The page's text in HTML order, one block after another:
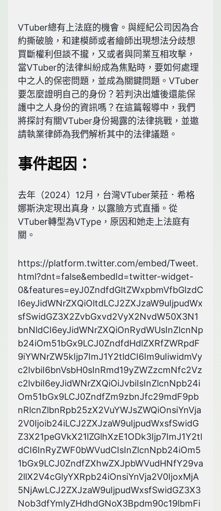
VTuber總有上法庭的機會。與經紀公司因為合
約撕破臉，和建模師或者繪師出現想法分歧想
買斷權利但談不攏，又或者與同業互相攻擊，
當VTuber的法律糾紛成為焦點時，要如何處理
中之人的保密問題，並成為關鍵問題。VTuber
要怎麼證明自己的身份？若判決出爐後還能保
護中之人身份的資訊嗎？在這篇報導中，我們
將探討有關VTuber身份揭露的法律挑戰，並邀
請執業律師為我們解析其中的法律議題。
事件起因：
去年（2024）12月，台灣VTuber萊菈．希格
娜斯決定現出真身，以露臉方式直播。從
VTuber轉型為VType，原因和她走上法庭有
關。
https://platform.twitter.com/embed/Tweet.
html?dnt=false&embedId=twitter-widget-
0&features=eyJ0ZndfdGltZWxpbmVfbGlzdC
I6eyJidWNrZXQiOltdLCJ2ZXJzaW9uIjpudWx
sfSwidGZ3X2ZvbGxvd2VyX2NvdW50X3N1
bnNldCI6eyJidWNrZXQiOnRydWUsInZlcnNp
b24iOm51bGx9LCJ0ZndfdHdlZXRfZWRpdF
9iYWNrZW5kIjp7ImJ1Y2tldCI6Im9uIiwidmVy
c2lvbiI6bnVsbH0sInRmd19yZWZzcmNfc2Vz
c2lvbiI6eyJidWNrZXQiOiJvbiIsInZlcnNpb24i
Om51bGx9LCJ0ZndfZm9zbnJfc29mdF9pb
nRlcnZlbnRpb25zX2VuYWJsZWQiOnsiYnVja
2V0Ijoib24iLCJ2ZXJzaW9uIjpudWxsfSwidG
Z3X21peGVkX21lZGlhXzE1ODk3Ijp7ImJ1Y2tl
dCI6InRyZWF0bWVudCIsInZlcnNpb24iOm5
1bGx9LCJ0ZndfZXhwZXJpbWVudHNfY29va
2llX2V4cGlyYXRpb24iOnsiYnVja2V0IjoxMjA
5NjAwLCJ2ZXJzaW9uIjpudWxsfSwidGZ3X3
Nob3dfYmlyZHdhdGNoX3Bpdm90c19lbmFi